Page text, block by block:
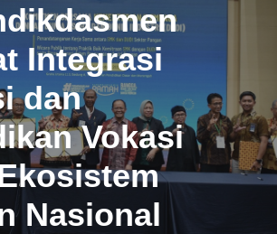
Integrasi
dan
Vokasi
Nasional